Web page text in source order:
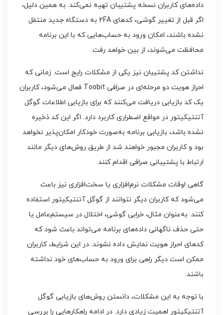
داده‌های کاربران نسخه پشتیبان تهیه نمی‌کند. به همین دلیل،
اگر قبل از تغییر گوشی، کدهای 2FA به دستگاه جدید منتقل
نشده باشند، امکان ورود به حساب‌هایی که با این برنامه
محافظت می‌شوند، از بین خواهد رفت.
نداشتن کد پشتیبان نیز یکی از مشکلات رایج است. زمانی که
احراز هویت دو مرحله‌ای در صرافی Toobit فعال می‌شود، کاربران
یک کد بازیابی دریافت می‌کنند که برای بازیابی اطلاعات گوگل
آتنتیکیتور در مواقع اضطراری کاربرد دارد. اگر این کد ذخیره
نشده باشد، بازیابی برنامه به‌صورت خودکار امکان‌پذیر نخواهد
بود و کاربران مجبور خواهند شد از طریق روش‌های دیگر مانند
ارتباط با پشتیبانی صرافی اقدام کنند.
گاهی اوقات مشکلات نرم‌افزاری یا سخت‌افزاری نیز باعث
می‌شود که کاربران دیگر نتوانند از گوگل آتنتیکیتور استفاده
کنند. به‌عنوان مثال، خرابی گوشی، اختلال در سیستم‌عامل یا
حتی حذف ناگهانی داده‌های برنامه می‌تواند باعث شود که
کدهای احراز هویت نمایش داده نشوند. در این شرایط، کاربران
ممکن است دیگر راهی برای ورود به حساب‌های خود نداشته
باشند.
با توجه به این مشکلات، دانستن روش‌های بازیابی گوگل
آتنتیکیتور اهمیت زیادی دارد. در ادامه راهکارهایی را بررسی